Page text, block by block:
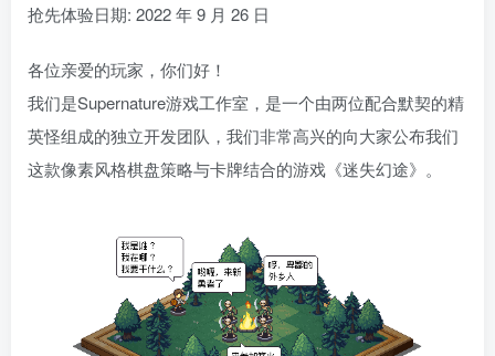
抢先体验日期: 2022 年 9 月 26 日
各位亲爱的玩家，你们好！
我们是Supernature游戏工作室，是一个由两位配合默契的精
英怪组成的独立开发团队，我们非常高兴的向大家公布我们
这款像素风格棋盘策略与卡牌结合的游戏《迷失幻途》。